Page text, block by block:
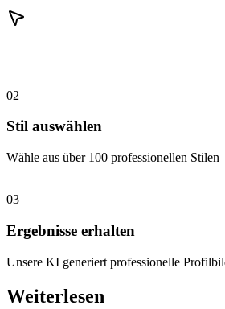
02
Stil auswählen
Wähle aus über 100 professionellen
03
Ergebnisse erhalten
Unsere KI generiert professionelle
Weiterlesen